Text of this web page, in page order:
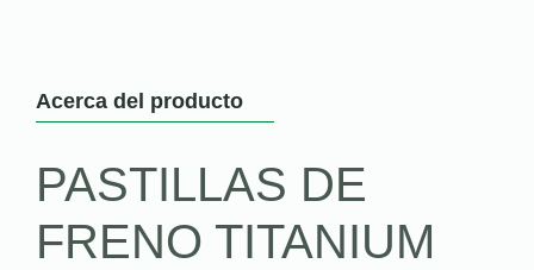
Acerca del producto
PASTILLAS DE
FRENO TITANIUM